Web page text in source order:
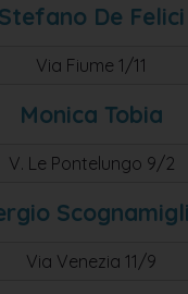
Stefano De Felici
Via Fiume 1/11
Monica Tobia
V. Le Pontelungo 9/2
Via Venezia 11/9